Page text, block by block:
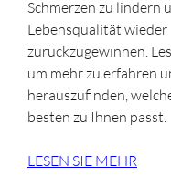
Schmerzen zu lindern
Lebensqualität wieder
zurückzugewinnen.
um mehr zu erfahren
herauszufinden,
besten zu Ihnen passt.
LESEN SIE MEHR